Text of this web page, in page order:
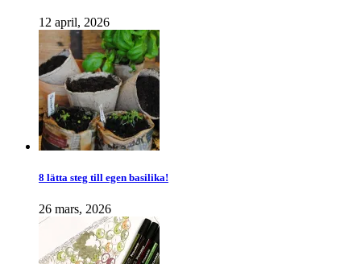
12 april, 2026
8 lätta steg till egen basilika!
26 mars, 2026